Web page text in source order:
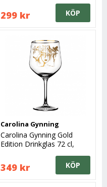
299 kr KÖP
Carolina Gynning
Carolina Gynning Gold
Edition Drinkglas 72 cl,
349 kr KÖP